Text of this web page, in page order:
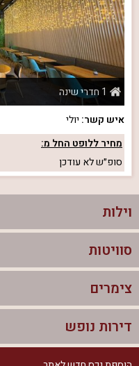
1 חדרי שינה
איש קשר: יולי
מחיר ללופט החל מ:
סופ״שלא עודכן
וילות
וילות בצפון
וילות להשכרה
וילות למסיבת רווקים
סוויטות
סוויטות בצפון
צימרים לזוגות עם בריכה פרטית
צימרים
צימרים בצפון
צימרים לזוגות
דירות נופש